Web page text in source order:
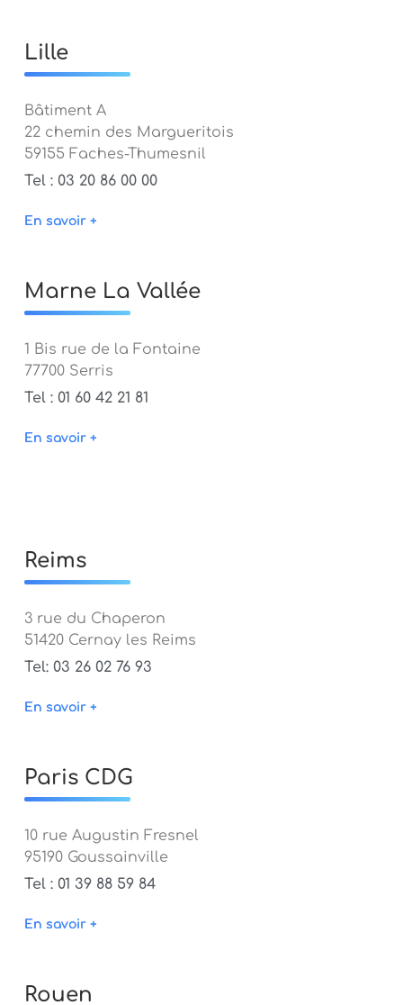
Lille
Bâtiment A
22 chemin des Margueritois
59155 Faches-Thumesnil
Tel : 03 20 86 00 00
En savoir +
Marne La Vallée
1 Bis rue de la Fontaine
77700 Serris
Tel : 01 60 42 21 81
En savoir +
Reims
3 rue du Chaperon
51420 Cernay les Reims
Tel: 03 26 02 76 93
En savoir +
Paris CDG
10 rue Augustin Fresnel
95190 Goussainville
Tel : 01 39 88 59 84
En savoir +
Rouen